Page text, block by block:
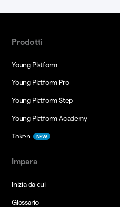
Prodotti
Young Platform
Young Platform Pro
Young Platform Step
Young Platform Academy
Token NEW
Impara
Inizia da qui
Glossario